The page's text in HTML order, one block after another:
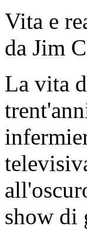
Vita e
da Jim
La vita
show di